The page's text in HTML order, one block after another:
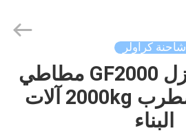
شاحنة كراولر
محركات الديزل GF2000 مطاطي
الزحف المضطرب 2000kg آلات
البناء